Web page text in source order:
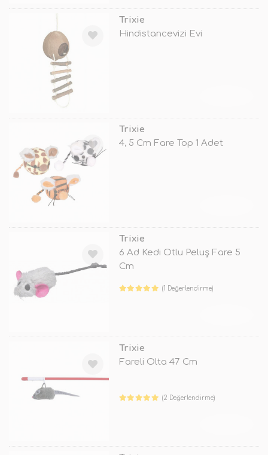
Trixie
Hindistancevizi Evi
Trixie
4, 5 Cm Fare Top 1 Adet
Trixie
6 Ad Kedi Otlu Peluş Fare 5
Cm
(1 Değerlendirme)
Trixie
Fareli Olta 47 Cm
(2 Değerlendirme)